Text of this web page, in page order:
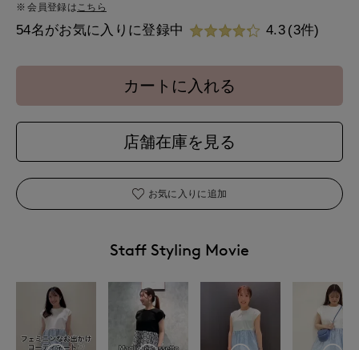
会員登録は こちら
54名がお気に入りに登録中 4.3 (3件)
カートに入れる
店舗在庫を見る
お気に入りに追加
Staff Styling Movie